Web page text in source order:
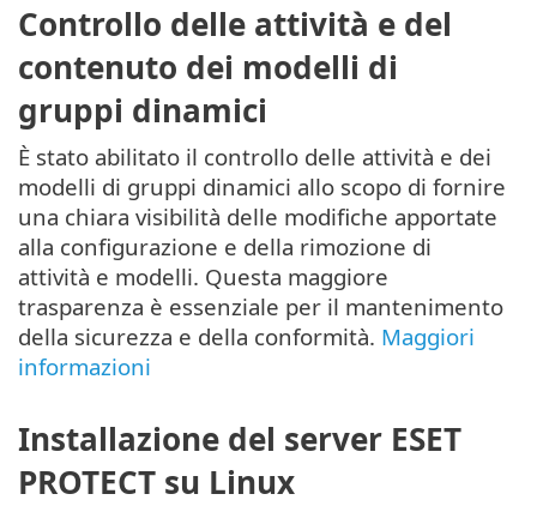
Controllo delle attività e del
contenuto dei modelli di
gruppi dinamici
È stato abilitato il controllo delle attività e dei
modelli di gruppi dinamici allo scopo di fornire
una chiara visibilità delle modifiche apportate
alla configurazione e della rimozione di
attività e modelli. Questa maggiore
trasparenza è essenziale per il mantenimento
della sicurezza e della conformità. Maggiori
informazioni
Installazione del server ESET
PROTECT su Linux